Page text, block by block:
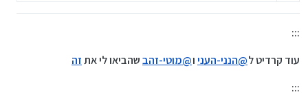
:::
עוד קרדיט ל@הנני-העניו@מוטי-זהבשהביאו לי אתזה
:::